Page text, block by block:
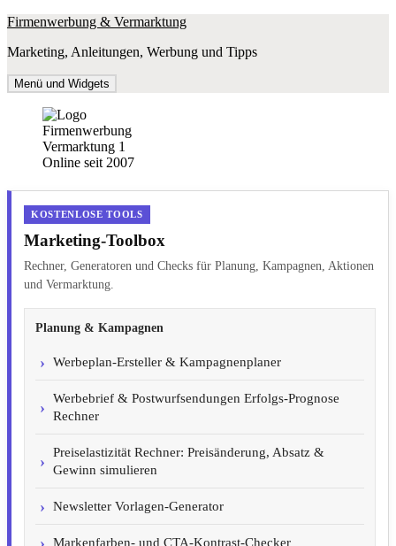
Zum
springen
Firmenwerbung & Vermarktung
Marketing, Anleitungen, Werbung und Tipps
Menü und Widgets
Online seit 2007
KOSTENLOSE TOOLS
Marketing-Toolbox
Rechner, Generatoren und Checks für Planung, Kampagnen, Aktionen
und Vermarktung.
Planung & Kampagnen
Werbeplan-Ersteller & Kampagnenplaner
Werbebrief & Postwurfsendungen Erfolgs-Prognose
Rechner
Preiselastizität Rechner: Preisänderung, Absatz &
Gewinn simulieren
Newsletter Vorlagen-Generator
Markenfarben- und CTA-Kontrast-Checker